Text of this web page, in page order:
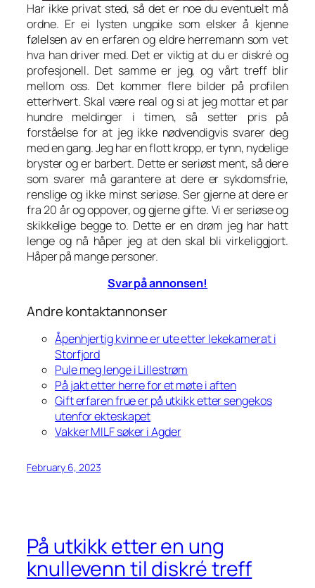
Har ikke privat sted, så det er noe du eventuelt må
ordne. Er ei lysten ungpike som elsker å kjenne
følelsen av en erfaren og eldre herremann som vet
hva han driver med. Det er viktig at du er diskré og
profesjonell. Det samme er jeg, og vårt treff blir
mellom oss. Det kommer flere bilder på profilen
etterhvert. Skal være real og si at jeg mottar et par
hundre meldinger i timen, så setter pris på
forståelse for at jeg ikke nødvendigvis svarer deg
med en gang. Jeg har en flott kropp, er tynn, nydelige
bryster og er barbert. Dette er seriøst ment, så dere
som svarer må garantere at dere er sykdomsfrie,
renslige og ikke minst seriøse. Ser gjerne at dere er
fra 20 år og oppover, og gjerne gifte. Vi er seriøse og
skikkelige begge to. Dette er en drøm jeg har hatt
lenge og nå håper jeg at den skal bli virkeliggjort.
Håper på mange personer.
Svar på annonsen!
Andre kontaktannonser
Åpenhjertig kvinne er ute etter lekekamerat i
Storfjord
Pule meg lenge i Lillestrøm
På jakt etter herre for et møte i aften
Gift erfaren frue er på utkikk etter sengekos
utenfor ekteskapet
Vakker MILF søker i Agder
February 6, 2023
På utkikk etter en ung
knullevenn til diskré treff